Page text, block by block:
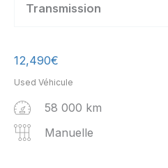
Transmission
12,490€
Used Véhicule
58 000 km
Manuelle